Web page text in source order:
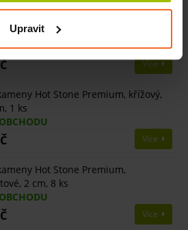
Upravit
4 ks
Více
Hot Stone Premium, křížový,
1 ks
Více
Hot Stone Premium,
2 cm, 8 ks
Více